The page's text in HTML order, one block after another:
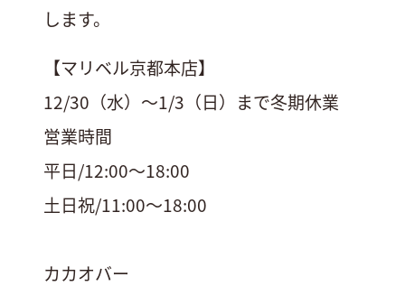
します。
【マリベル京都本店】
12/30（水）〜1/3（日）まで冬期休業
営業時間
平日/12:00〜18:00
土日祝/11:00〜18:00
カカオバー